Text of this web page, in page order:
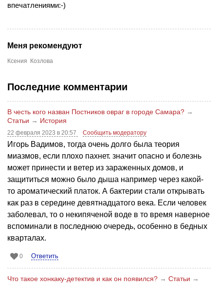
впечатлениями:-)
Меня рекомендуют
Ксения Козлова
Последние комментарии
В честь кого назван Постников овраг в городе Самара? →
Статьи → История
22 февраля 2023 в 20:57 Сообщить модератору
Игорь Вадимов, тогда очень долго была теория
миазмов, если плохо пахнет. значит опасно и болезнь
может принести и ветер из зараженных домов, и
защититься можно было дыша например через какой-
то ароматический платок. А бактерии стали открывать
как раз в середине девятнадцатого века. Если человек
заболевал, то о некипяченой воде в то время наверное
вспоминали в последнюю очередь, особенно в бедных
кварталах.
0 Ответить
Что такое хонкаку-детектив и как он появился? → Статьи →